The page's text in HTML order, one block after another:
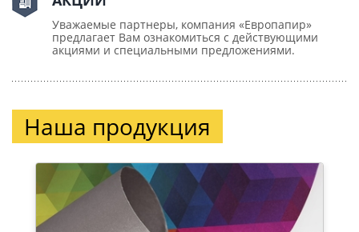
Уважаемые партнеры, компания «Европапир»
предлагает Вам ознакомиться с действующими
акциями и специальными предложениями.
Наша продукция